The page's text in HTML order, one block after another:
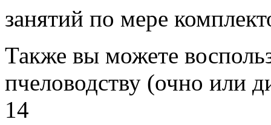
занятий по мере
Также вы можете
пчеловодству (очно или
14